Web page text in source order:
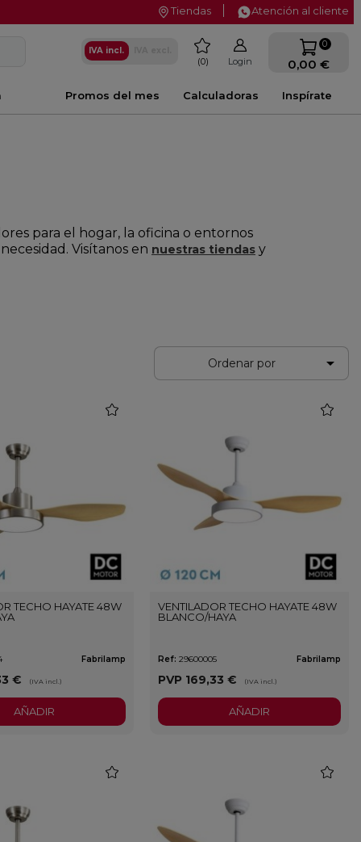
Tiendas Atención al cliente
IVA incl. favorite
0 Login
0
0,00 €
Inspírate
Calculadoras
Promos del mes
para el hogar, la oficina o entornos
Visítanos en nuestras tiendas y
Ordenar por 
TECHO HAYATE 48W
Fabrilamp
€ (IVA incl.)
AÑADIR
VENTILADOR TECHO HAYATE 48W
BLANCO/HAYA
Ref: 29600005 Fabrilamp
PVP 169,33 € (IVA incl.)
favorite
AÑADIR
favorite